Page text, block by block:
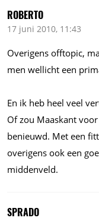
ROBERTO
17 juni 2010, 11:43
Overigens offtopic,
men wellicht een
En ik heb heel veel
Of zou Maaskant
benieuwd. Met een
overigens ook een
middenveld.
SPRADO